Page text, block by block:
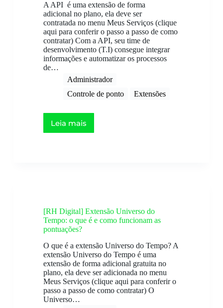
A API é uma extensão de forma
adicional no plano, ela deve ser
contratada no menu Meus Serviços (clique
aqui para conferir o passo a passo de como
contratar) Com a API, seu time de
desenvolvimento (T.I) consegue integrar
informações e automatizar os processos
de…
Administrador
Controle de ponto
Extensões
Leia mais
[RH Digital] Extensão Universo do
Tempo: o que é e como funcionam as
pontuações?
O que é a extensão Universo do Tempo? A
extensão Universo do Tempo é uma
extensão de forma adicional gratuita no
plano, ela deve ser adicionada no menu
Meus Serviços (clique aqui para conferir o
passo a passo de como contratar) O
Universo…